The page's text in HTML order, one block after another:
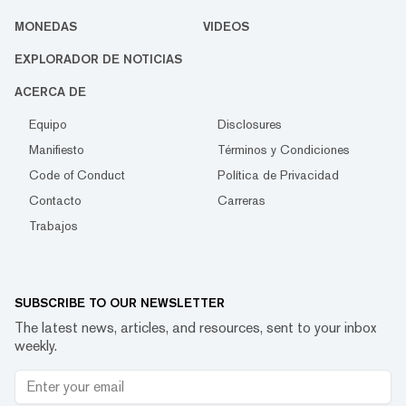
MONEDAS VIDEOS
EXPLORADOR DE NOTICIAS
ACERCA DE
Equipo
Disclosures
Manifiesto
Términos y Condiciones
Code of Conduct
Política de Privacidad
Contacto
Carreras
Trabajos
SUBSCRIBE TO OUR NEWSLETTER
The latest news, articles, and resources, sent to your inbox
weekly.